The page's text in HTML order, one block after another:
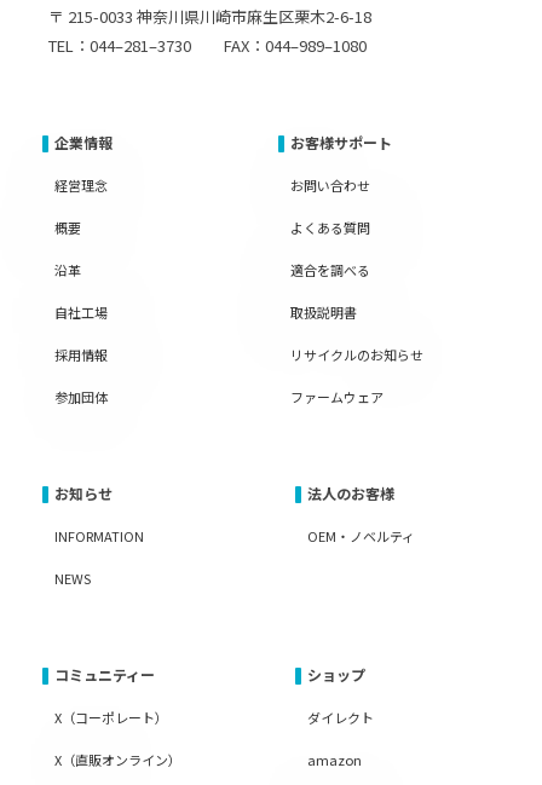
〒 215-0033 神奈川県川崎市麻生区栗木2-6-18
TEL：044–281–3730 FAX：044–989–1080
企業情報
経営理念
概要
沿革
自社工場
採用情報
参加団体
お客様サポート
お問い合わせ
よくある質問
適合を調べる
取扱説明書
リサイクルのお知らせ
ファームウェア
お知らせ
INFORMATION
NEWS
法人のお客様
OEM・ノベルティ
コミュニティー
X（コーポレート）
X（直販オンライン）
ショップ
ダイレクト
amazon